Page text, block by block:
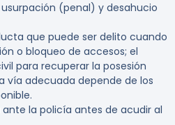
(penal) y desahucio
que puede ser delito cuando
o bloqueo de accesos; el
para recuperar la posesión
vía adecuada depende de los
la policía antes de acudir al